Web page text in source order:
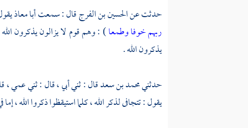
حدثت عنالحسين بن الفرجقال : سمعتأبا معاذ
ربهم خوفا وطمعا) : وهم قوم لا يزالون يذكرون الله
يذكرون الله .
حدثنيمحمد بن سعدقال : ثني أبي ، قال : ثني عمي ،
يقول : تتجافى لذكر الله ، كلما استيقظوا ذكروا الله ،